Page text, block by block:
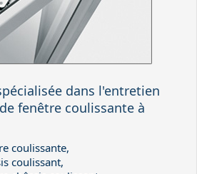
dans l'entretien
fenêtre coulissante à
coulissante,
coulissant,